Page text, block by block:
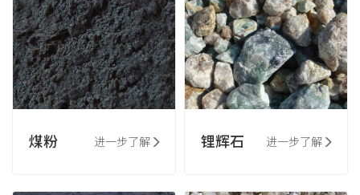
煤粉 进一步了解 锂辉石 进一步了解